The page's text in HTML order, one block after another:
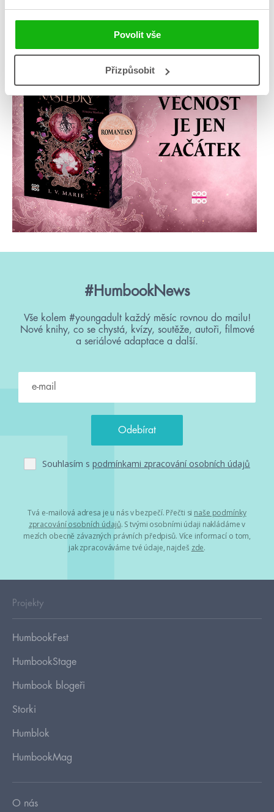
Povolit vše
Přizpůsobit
#HumbookNews
Vše kolem #youngadult každý měsíc rovnou do mailu!
Nové knihy, co se chystá, kvízy, soutěže, autoři, filmové
a seriálové adaptace a další.
Souhlasím s podmínkami zpracování osobních údajů
Tvá e-mailová adresa je u nás v bezpečí. Přečti si naše podmínky
zpracování osobních údajů. S tvými osobními údaji nakládáme v
mezích obecně závazných právních předpisů. Více informací o tom,
jak zpracováváme tvé údaje, najdeš zde.
Projekty
HumbookFest
HumbookStage
Humbook blogeři
Storki
Humblok
HumbookMag
O nás